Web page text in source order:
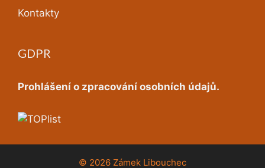
Kontakty
GDPR
Prohlášení o zpracování osobních údajů.
© 2026 Zámek Libouchec